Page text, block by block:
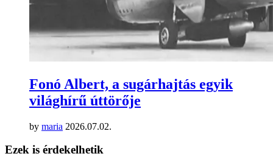
Fonó Albert, a sugárhajtás egyik
világhírű úttörője
by maria 2026.07.02.
Ezek is érdekelhetik